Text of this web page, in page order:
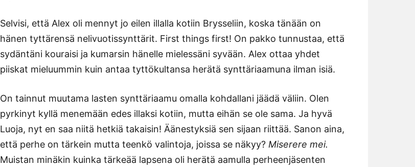
Selvisi, että Alex oli mennyt jo eilen illalla kotiin Brysseliin, koska tänään on
hänen tyttärensä nelivuotissynttärit. First things first! On pakko tunnustaa, että
sydäntäni kouraisi ja kumarsin hänelle mielessäni syvään. Alex ottaa yhdet
piiskat mieluummin kuin antaa tyttökultansa herätä synttäriaamuna ilman isiä.
On tainnut muutama lasten synttäriaamu omalla kohdallani jäädä väliin. Olen
pyrkinyt kyllä menemään edes illaksi kotiin, mutta eihän se ole sama. Ja hyvä
Luoja, nyt en saa niitä hetkiä takaisin! Äänestyksiä sen sijaan riittää. Sanon aina,
että perhe on tärkein mutta teenkö valintoja, joissa se näkyy? Miserere mei.
Muistan minäkin kuinka tärkeää lapsena oli herätä aamulla perheenjäsenten